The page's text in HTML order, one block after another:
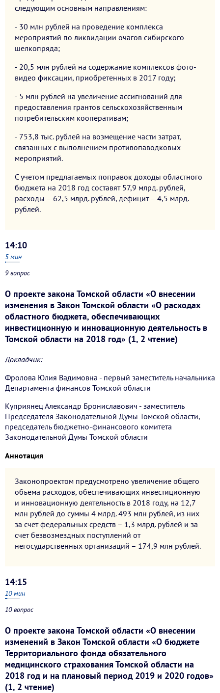
следующим основным направлениям:
- 30 млн рублей на проведение комплекса
мероприятий по ликвидации очагов сибирского
шелкопряда;
- 20,5 млн рублей на содержание комплексов фото-
видео фиксации, приобретенных в 2017 году;
- 5 млн рублей на увеличение ассигнований для
предоставления грантов сельскохозяйственным
потребительским кооперативам;
- 753,8 тыс. рублей на возмещение части затрат,
связанных с выполнением противопаводковых
мероприятий.
С учетом предлагаемых поправок доходы областного
бюджета на 2018 год составят 57,9 млрд. рублей,
расходы – 62,5 млрд. рублей, дефицит – 4,5 млрд.
рублей.
14:10
5мин
9 вопрос
О проекте закона Томской области «О внесении
изменения в Закон Томской области «О расходах
областного бюджета, обеспечивающих
инвестиционную и инновационную деятельность в
Томской области на 2018 год» (1, 2 чтение)
Докладчик:
Фролова Юлия Вадимовна - первый заместитель начальника
Департамента финансов Томской области
Куприянец Александр Брониславович - заместитель
Председателя Законодательной Думы Томской области,
председатель бюджетно-финансового комитета
Законодательной Думы Томской области
Аннотация
Законопроектом предусмотрено увеличение общего
объема расходов, обеспечивающих инвестиционную
и инновационную деятельность в 2018 году, на 12,7
млн рублей до суммы 4 млрд. 493 млн рублей, из них
за счет федеральных средств – 1,3 млрд. рублей и за
счет безвозмездных поступлений от
негосударственных организаций – 174,9 млн рублей.
14:15
10мин
10 вопрос
О проекте закона Томской области «О внесении
изменений в Закон Томской области «О бюджете
Территориального фонда обязательного
медицинского страхования Томской области на
2018 год и на плановый период 2019 и 2020 годов»
(1, 2 чтение)